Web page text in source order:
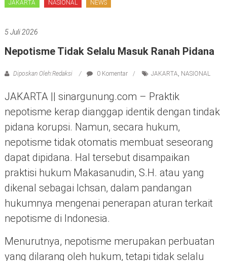
JAKARTA NASIONAL NEWS
5 Juli 2026
Nepotisme Tidak Selalu Masuk Ranah Pidana
Diposkan Oleh:Redaksi 0 Komentar JAKARTA, NASIONAL
JAKARTA || sinargunung.com – Praktik
nepotisme kerap dianggap identik dengan tindak
pidana korupsi. Namun, secara hukum,
nepotisme tidak otomatis membuat seseorang
dapat dipidana. Hal tersebut disampaikan
praktisi hukum Makasanudin, S.H. atau yang
dikenal sebagai Ichsan, dalam pandangan
hukumnya mengenai penerapan aturan terkait
nepotisme di Indonesia.
Menurutnya, nepotisme merupakan perbuatan
yang dilarang oleh hukum, tetapi tidak selalu